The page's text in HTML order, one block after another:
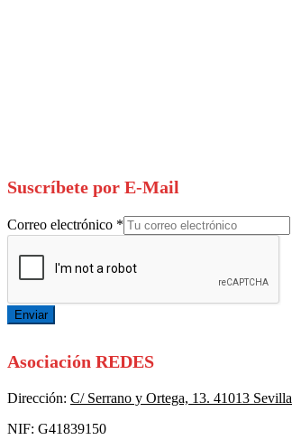
Suscríbete por E-Mail
Correo electrónico *
Enviar
Asociación REDES
Dirección: C/ Serrano y Ortega, 13. 41013 Sevilla
NIF: G41839150